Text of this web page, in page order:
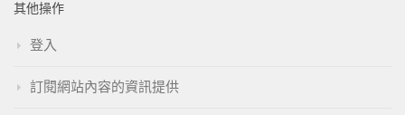
其他操作
登入
訂閱網站內容的資訊提供